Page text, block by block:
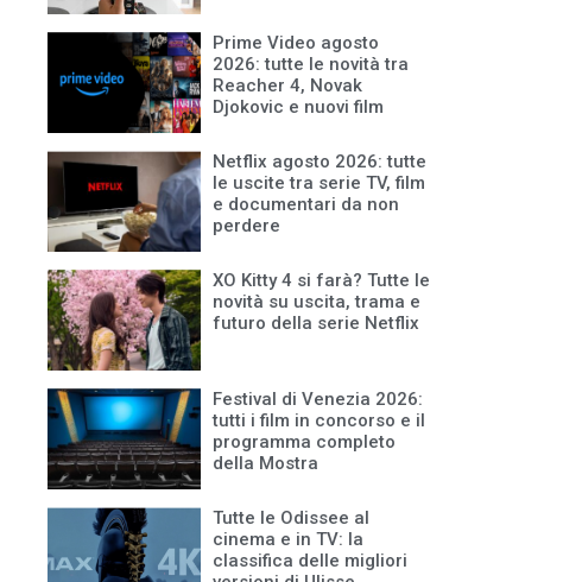
Prime Video agosto
2026: tutte le novità tra
Reacher 4, Novak
Djokovic e nuovi film
Netflix agosto 2026: tutte
le uscite tra serie TV, film
e documentari da non
perdere
XO Kitty 4 si farà? Tutte le
novità su uscita, trama e
futuro della serie Netflix
Festival di Venezia 2026:
tutti i film in concorso e il
programma completo
della Mostra
Tutte le Odissee al
cinema e in TV: la
classifica delle migliori